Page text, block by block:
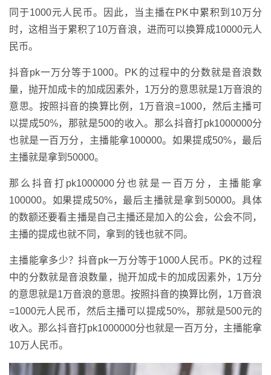
同于1000元人民币。因此，当主播在PK中累积到10万分
时，这相当于累积了10万音浪，进而可以换算成10000元人
民币。
抖音pk一万分等于1000。PK的过程中的分数就是音浪数
量，抛开加成卡的加成因素外，1万分的意思就是1万音浪的
意思。按照抖音的换算比例，1万音浪=1000，然后主播可
以提成50%，那就是500的收入。那么抖音打pk1000000分
也就是一百万分，主播能拿100000。如果提成50%，最后
主播就是拿到50000。
那么抖音打pk1000000分也就是一百万分，主播能拿
100000。如果提成50%，最后主播就是拿到50000。具体
的数额还要看主播是自己主播还是加入的公会，公会不同，
主播的提成也就不同，拿到的钱也就不同。
主播能拿多少？抖音pk一万分等于1000人民币。PK的过程
中的分数就是音浪数量，抛开加成卡的加成因素外，1万分
的意思就是1万音浪的意思。按照抖音的换算比例，1万音浪
=1000元人民币，然后主播可以提成50%，那就是500元的
收入。那么抖音打pk1000000分也就是一百万分，主播能拿
10万人民币。